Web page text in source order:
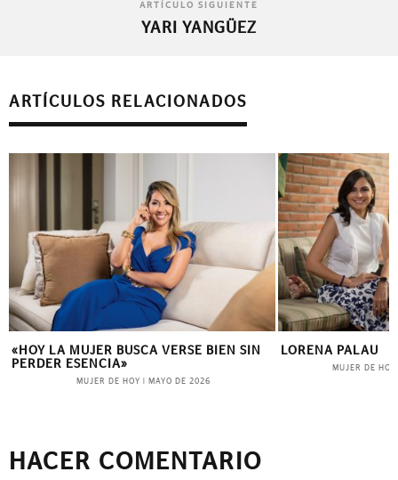
ARTÍCULO SIGUIENTE
YARI YANGÜEZ
ARTÍCULOS RELACIONADOS
«HOY LA MUJER BUSCA VERSE BIEN SIN
PERDER ESENCIA»
MUJER DE HOY MAYO DE 2026
LORENA PALAU
MUJER DE HOY
HACER COMENTARIO